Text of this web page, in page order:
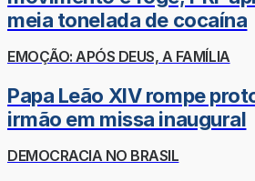
meia tonelada de cocaína
EMOÇÃO: APÓS DEUS, A FAMÍLIA
Papa Leão XIV rompe
irmão em missa inaugural
DEMOCRACIA NO BRASIL